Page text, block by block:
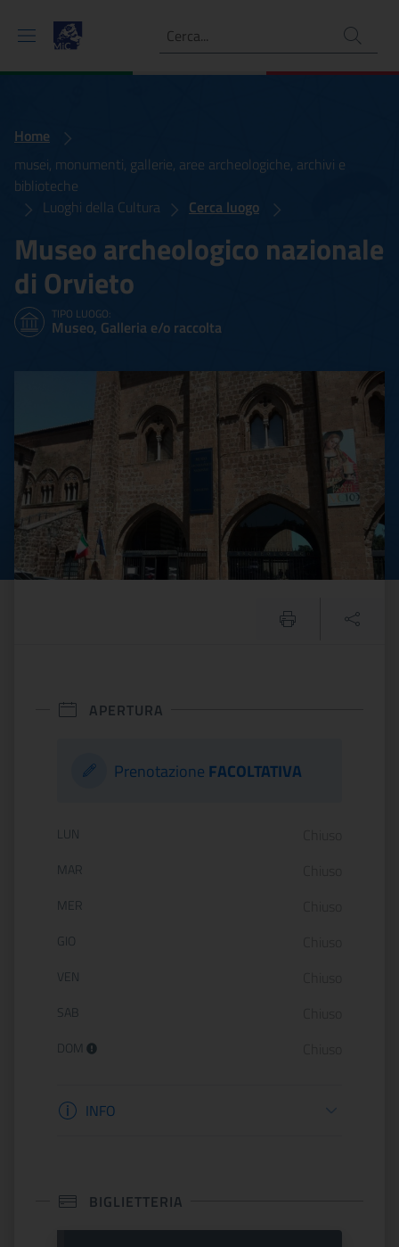
Ricerca
Home
musei, monumenti, gallerie, aree archeologiche, archivi e
biblioteche
Luoghi della Cultura
Cerca luogo
Museo archeologico nazionale
di Orvieto
TIPO LUOGO:
Museo, Galleria e/o raccolta
Museo archeologico
APERTURA
Prenotazione FACOLTATIVA
Orario di apertura:
LUN
MAR
MER
GIO
VEN
SAB
DOM
Informazioni apertura
INFO
BIGLIETTERIA